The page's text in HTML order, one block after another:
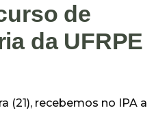
de
da UFRPE
(21), recebemos no IPA a